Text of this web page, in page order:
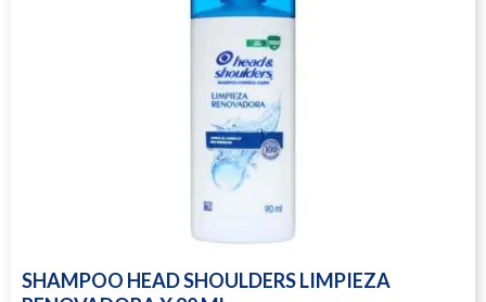
SHAMPOO HEAD SHOULDERS LIMPIEZA